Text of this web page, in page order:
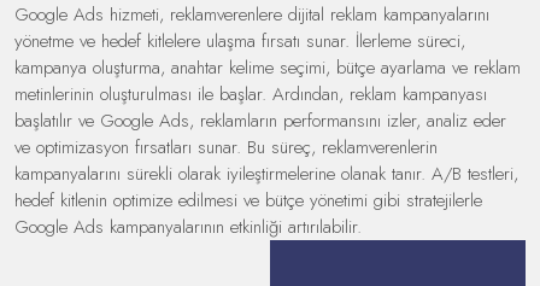
Google Ads hizmeti, reklamverenlere dijital reklam kampanyalarını
yönetme ve hedef kitlelere ulaşma fırsatı sunar. İlerleme süreci,
kampanya oluşturma, anahtar kelime seçimi, bütçe ayarlama ve reklam
metinlerinin oluşturulması ile başlar. Ardından, reklam kampanyası
başlatılır ve Google Ads, reklamların performansını izler, analiz eder
ve optimizasyon fırsatları sunar. Bu süreç, reklamverenlerin
kampanyalarını sürekli olarak iyileştirmelerine olanak tanır. A/B testleri,
hedef kitlenin optimize edilmesi ve bütçe yönetimi gibi stratejilerle
Google Ads kampanyalarının etkinliği artırılabilir.